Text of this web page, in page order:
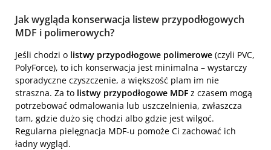
Jak wygląda konserwacja listew przypodłogowych
MDF i polimerowych?
Jeśli chodzi o listwy przypodłogowe polimerowe (czyli PVC,
PolyForce), to ich konserwacja jest minimalna – wystarczy
sporadyczne czyszczenie, a większość plam im nie
straszna. Za to listwy przypodłogowe MDF z czasem mogą
potrzebować odmalowania lub uszczelnienia, zwłaszcza
tam, gdzie dużo się chodzi albo gdzie jest wilgoć.
Regularna pielęgnacja MDF-u pomoże Ci zachować ich
ładny wygląd.